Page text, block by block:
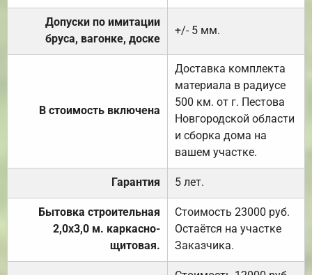
Допуски по имитации
бруса, вагонке, доске
+/- 5 мм.
В стоимость включена
Доставка комплекта
материала в радиусе
500 км. от г. Пестова
Новгородской области
и сборка дома на
вашем участке.
Гарантия 5 лет.
Бытовка строительная
2,0х3,0 м. каркасно-
щитовая.
Стоимость 23000 руб.
Остаётся на участке
Заказчика.